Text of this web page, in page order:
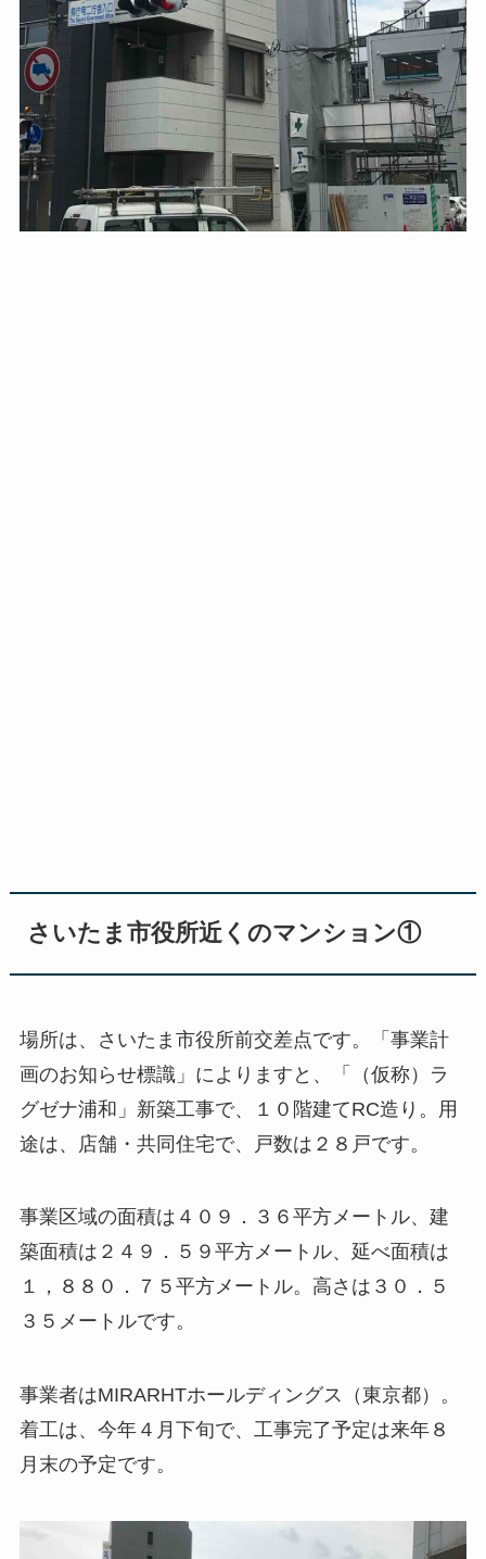
さいたま市役所近くのマンション①
場所は、さいたま市役所前交差点です。「事業計
画のお知らせ標識」によりますと、「（仮称）ラ
グゼナ浦和」新築工事で、１０階建てRC造り。用
途は、店舗・共同住宅で、戸数は２８戸です。
事業区域の面積は４０９．３６平方メートル、建
築面積は２４９．５９平方メートル、延べ面積は
１，８８０．７５平方メートル。高さは３０．５
３５メートルです。
事業者はMIRARHTホールディングス（東京都）。
着工は、今年４月下旬で、工事完了予定は来年８
月末の予定です。